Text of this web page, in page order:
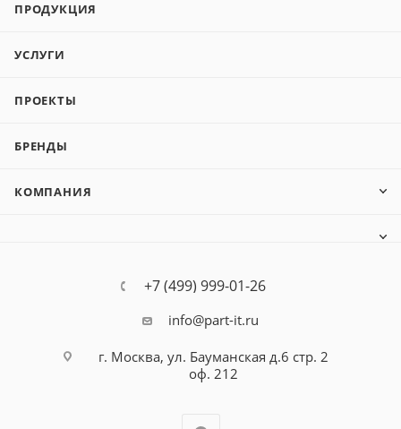
ПРОДУКЦИЯ
УСЛУГИ
ПРОЕКТЫ
БРЕНДЫ
КОМПАНИЯ
+7 (499) 999-01-26
info@part-it.ru
г. Москва, ул. Бауманская д.6 стр. 2
оф. 212